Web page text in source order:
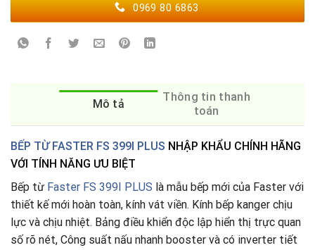
0969 80 6863
Mô tả
Thông tin thanh
toán
BẾP TỪ FASTER FS 399I PLUS NHẬP KHẨU CHÍNH HÃNG
VỚI TÍNH NĂNG ƯU BIỆT
Bếp từ Faster FS 399I PLUS là mẫu bếp mới của Faster với
thiết kế mới hoàn toàn, kính vát viền. Kính bếp kanger chịu
lực và chịu nhiệt. Bảng điều khiển độc lập hiển thị trực quan
số rõ nét, Công suất nấu nhanh booster và có inverter tiết